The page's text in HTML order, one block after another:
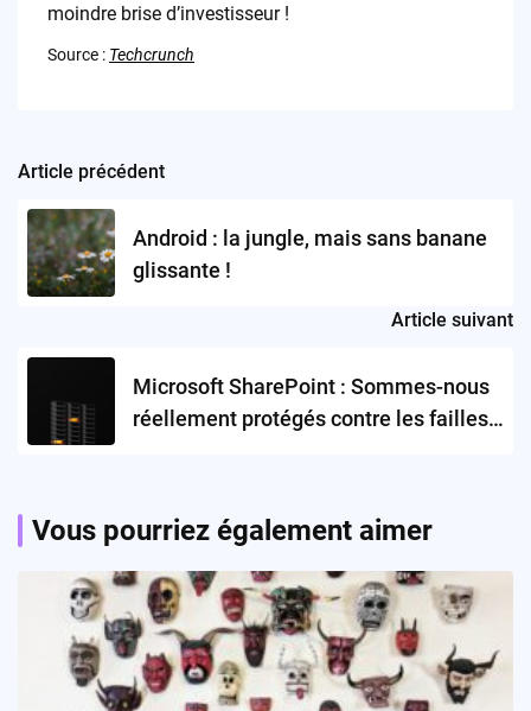
moindre brise d’investisseur !
Source : Techcrunch
Post
navigation
Article précédent
Android : la jungle, mais sans banane
glissante !
Article suivant
Microsoft SharePoint : Sommes-nous
réellement protégés contre les failles
Vous pourriez également aimer